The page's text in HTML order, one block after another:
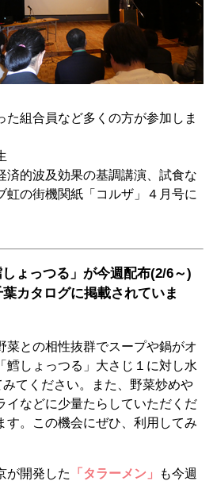
た組合員など多くの方が参加しま
済的波及効果の基調講演、試食な
虹の街機関紙「コルザ」４月号に
ょっつる」が今週配布(2/6～)
カタログに掲載されていま
菜との相性抜群でスープや鍋がオ
鱈しょっつる」大さじ１に対し水
てください。また、野菜炒めや
イなどに少量たらしていただくだ
す。この機会にぜひ、利用してみ
が開発した 「タラーメン」
も今週